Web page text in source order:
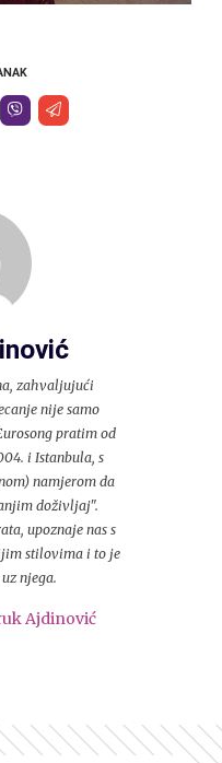
zahvaljujući
nije samo
pratim od
i Istanbula, s
namjerom da
doživljaj".
upoznaje nas s
stilovima i to je
njega.
Ajdinović